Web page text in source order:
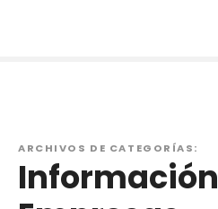
ARCHIVOS DE CATEGORÍAS:
Información